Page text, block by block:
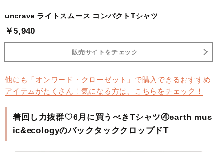
uncrave ライトスムース コンパクトTシャツ
￥5,940
販売サイトをチェック
他にも「オンワード・クローゼット」で購入できるおすすめ
アイテムがたくさん！気になる方は、こちらをチェック！
着回し力抜群♡6月に買うべきTシャツ④earth mus
ic&ecologyのバックタッククロップドT